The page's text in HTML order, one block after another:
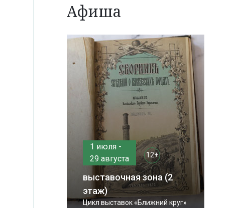
Афиша
1 июля -
29 августа
12+
выставочная зона (2
этаж)
Цикл выставок «Ближний круг»